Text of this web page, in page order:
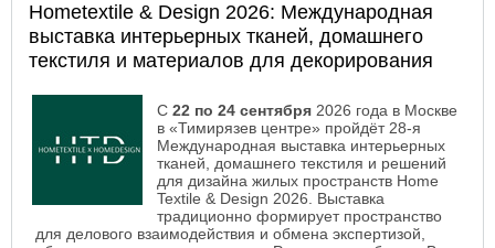
Hometextile & Design 2026: Международная
выставка интерьерных тканей, домашнего
текстиля и материалов для декорирования
С 22 по 24 сентября 2026 года в Москве
в «Тимирязев центре» пройдёт 28-я
Международная выставка интерьерных
тканей, домашнего текстиля и решений
для дизайна жилых пространств Home
Textile & Design 2026. Выставка
традиционно формирует пространство
для делового взаимодействия и обмена экспертизой,